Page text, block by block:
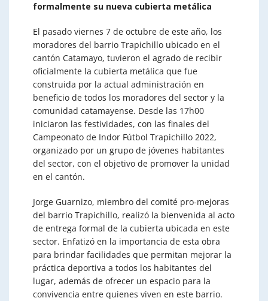
formalmente su nueva cubierta metálica
El pasado viernes 7 de octubre de este año, los
moradores del barrio Trapichillo ubicado en el
cantón Catamayo, tuvieron el agrado de recibir
oficialmente la cubierta metálica que fue
construida por la actual administración en
beneficio de todos los moradores del sector y la
comunidad catamayense. Desde las 17h00
iniciaron las festividades, con las finales del
Campeonato de Indor Fútbol Trapichillo 2022,
organizado por un grupo de jóvenes habitantes
del sector, con el objetivo de promover la unidad
en el cantón.
Jorge Guarnizo, miembro del comité pro-mejoras
del barrio Trapichillo, realizó la bienvenida al acto
de entrega formal de la cubierta ubicada en este
sector. Enfatizó en la importancia de esta obra
para brindar facilidades que permitan mejorar la
práctica deportiva a todos los habitantes del
lugar, además de ofrecer un espacio para la
convivencia entre quienes viven en este barrio.